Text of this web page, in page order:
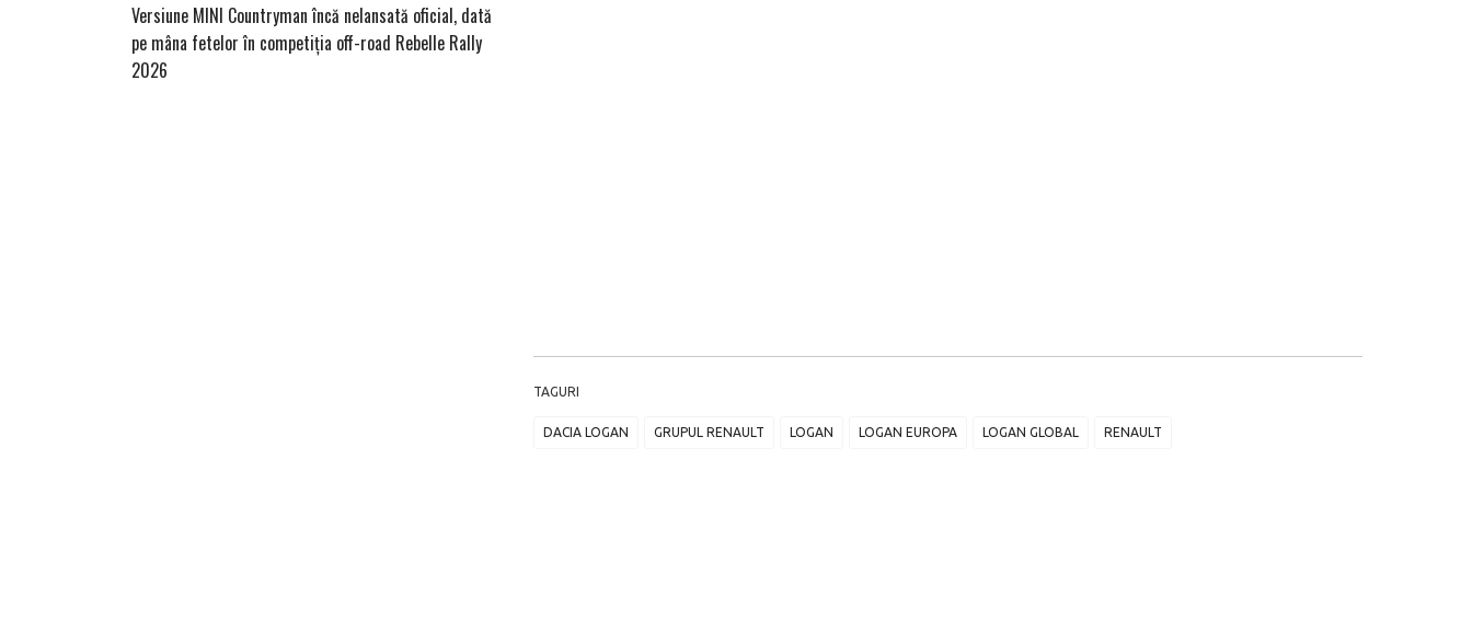
TAGURI
DACIA LOGAN GRUPUL RENAULT LOGAN LOGAN EUROPA LOGAN GLOBAL RENAULT
Versiune MINI Countryman încă nelansată oficial, dată
pe mâna fetelor în competiția off-road Rebelle Rally
2026